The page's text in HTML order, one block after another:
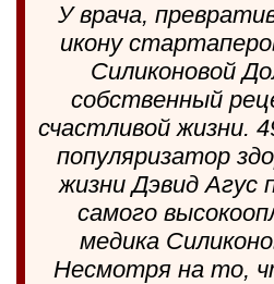
У врача,
икону
Силиконовой
собственный
счастливой жизни.
популяризатор
жизни Дэвид Агус
самого
медика
Несмотря на то,